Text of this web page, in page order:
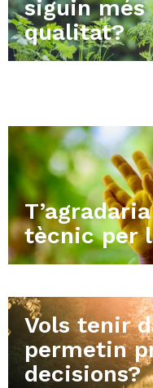
siguin
qualitat?
tècnic per
Vols tenir
permetin
decisions?